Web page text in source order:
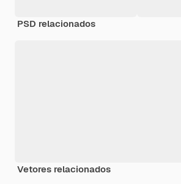
PSD relacionados
Vetores relacionados